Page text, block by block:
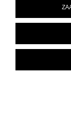
ZESTAW PATELNI